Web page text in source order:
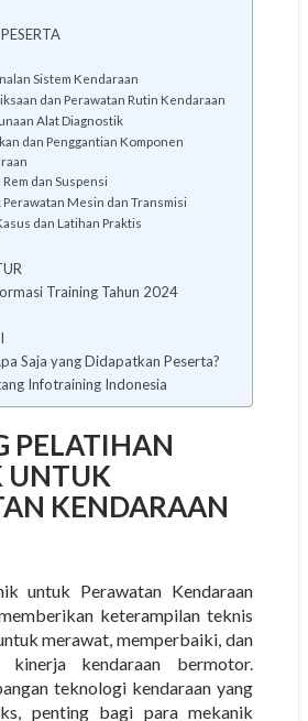
Sistem Kendaraan
dan Perawatan Rutin Kendaraan
Alat Diagnostik
dan Penggantian Komponen
Rem dan Suspensi
Perawatan Mesin dan Transmisi
dan Latihan Praktis
Training Tahun 2024
Saja yang Didapatkan Peserta?
Infotraining Indonesia
PELATIHAN
UNTUK
KENDARAAN
untuk Perawatan Kendaraan
keterampilan teknis
merawat, memperbaiki, dan
kinerja kendaraan bermotor.
teknologi kendaraan yang
penting bagi para mekanik